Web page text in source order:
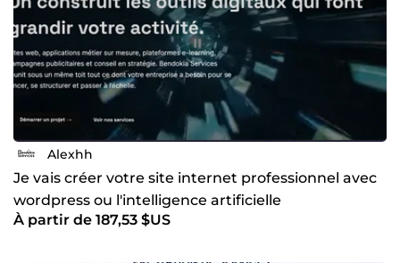
Alexhh
Je vais créer votre site internet professionnel avec
wordpress ou l'intelligence artificielle
À partir de 187,53 $US